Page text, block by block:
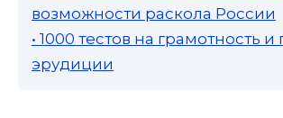
возможности раскола России
• 1000 тестов на грамотность
эрудиции